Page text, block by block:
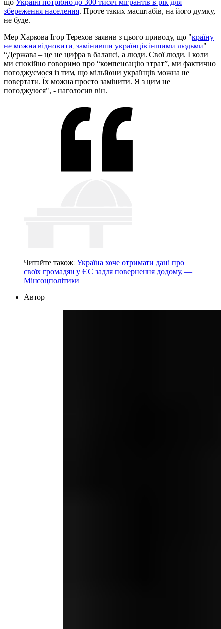
що Україні потрібно до 300 тисяч мігрантів в рік для
збереження населення. Проте таких масштабів, на його думку,
не буде.
Мер Харкова Ігор Терехов заявив з цього приводу, що "країну
не можна відновити, замінивши українців іншими людьми".
“Держава – це не цифра в балансі, а люди. Свої люди. І коли
ми спокійно говоримо про “компенсацію втрат”, ми фактично
погоджуємося із тим, що мільйони українців можна не
повертати. Їх можна просто замінити. Я з цим не
погоджуюся", - наголосив він.
Читайте також: Україна хоче отримати дані про
своїх громадян у ЄС задля повернення додому, —
Мінсоцполітики
Автор